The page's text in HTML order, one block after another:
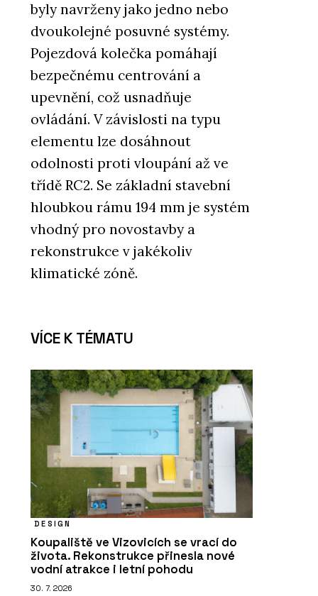
byly navrženy jako jedno nebo
dvoukolejné posuvné systémy.
Pojezdová kolečka pomáhají
bezpečnému centrování a
upevnění, což usnadňuje
ovládání. V závislosti na typu
elementu lze dosáhnout
odolnosti proti vloupání až ve
třídě RC2. Se základní stavební
hloubkou rámu 194 mm je systém
vhodný pro novostavby a
rekonstrukce v jakékoliv
klimatické zóně.
VÍCE K TÉMATU
DESIGN
Koupaliště ve Vizovicích se vrací do
života. Rekonstrukce přinesla nové
vodní atrakce i letní pohodu
30. 7. 2026